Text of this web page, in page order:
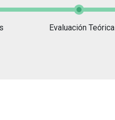
Evaluación Teórica